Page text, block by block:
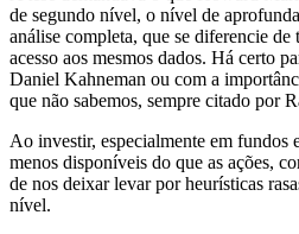
de segundo nível, o nível de
análise completa, que se diferencie de
acesso aos mesmos dados. Há certo
Daniel Kahneman ou com a
que não sabemos, sempre citado por
Ao investir, especialmente em fundos
menos disponíveis do que as ações,
de nos deixar levar por heurísticas
nível.